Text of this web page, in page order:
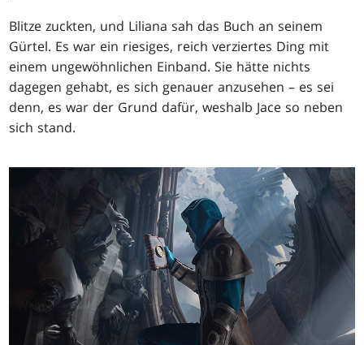
Blitze zuckten, und Liliana sah das Buch an seinem
Gürtel. Es war ein riesiges, reich verziertes Ding mit
einem ungewöhnlichen Einband. Sie hätte nichts
dagegen gehabt, es sich genauer anzusehen – es sei
denn, es war der Grund dafür, weshalb Jace so neben
sich stand.